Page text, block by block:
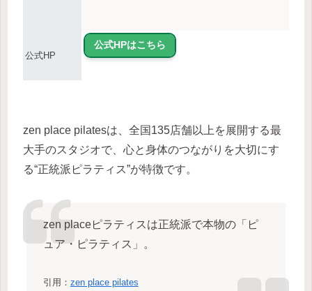
公式HP
公式HPはこちら
zen place pilatesは、全国135店舗以上を展開する最
大手のスタジオで、心と身体のつながりを大切にす
る“正統派ピラティス”が特徴です。
zen placeピラティスは正統派で本物の「ピ
ュア・ピラティス」。
引用： zen place pilates